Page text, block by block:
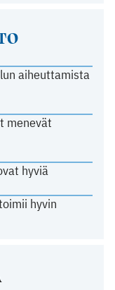
aiheuttamista
menevät
hyviä
hyvin